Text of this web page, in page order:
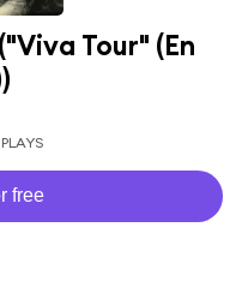
Tour" (En
free